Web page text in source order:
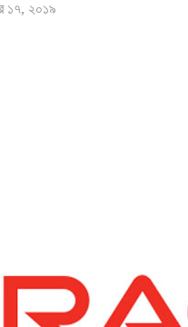
১৭, ২০১৯